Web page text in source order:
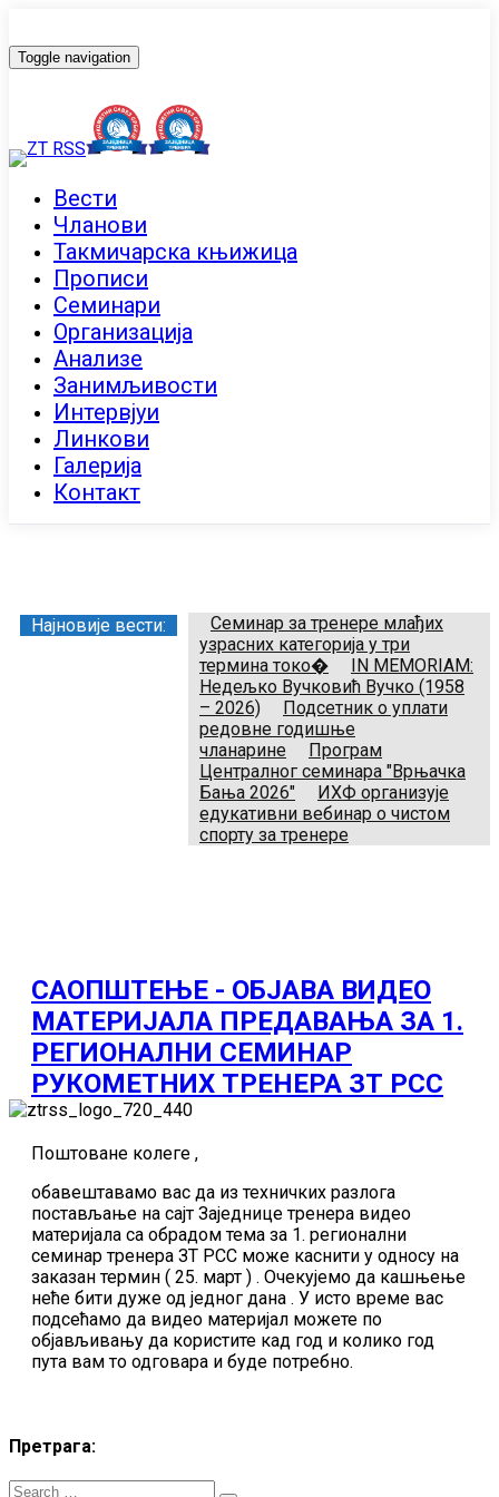
Toggle navigation
Вести
Чланови
Такмичарска књижица
Прописи
Семинари
Организација
Анализе
Занимљивости
Интервјуи
Линкови
Галерија
Контакт
Најновије вести:
Семинар за тренере млађих
узрасних категорија у три
термина токо�
IN MEMORIAM:
Недељко Вучковић Вучко (1958
– 2026)
Подсетник о уплати
редовне годишње
чланарине
Програм
Централног семинара "Врњачка
Бања 2026"
ИХФ организује
едукативни вебинар о чистом
спорту за тренере
САОПШТЕЊЕ - ОБЈАВА ВИДЕО
МАТЕРИЈАЛА ПРЕДАВАЊА ЗА 1.
РЕГИОНАЛНИ СЕМИНАР
РУКОМЕТНИХ ТРЕНЕРА ЗТ РСС
Поштоване колеге ,
обавештавамо вас да из техничких разлога
постављање на сајт Заједнице тренера видео
материјала са обрадом тема за 1. регионални
семинар тренера ЗТ РСС може каснити у односу на
заказан термин ( 25. март ) . Очекујемо да кашњење
неће бити дуже од једног дана . У исто време вас
подсећамо да видео материјал можете по
објављивању да користите кад год и колико год
пута вам то одговара и буде потребно.
Претрага: